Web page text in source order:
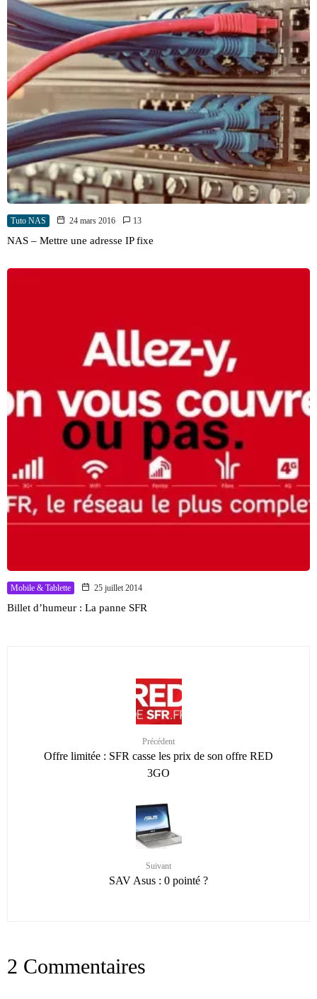
Tuto NAS 24 mars 2016 13
NAS – Mettre une adresse IP fixe
Mobile & Tablette 25 juillet 2014
Billet d’humeur : La panne SFR
Précédent
Offre limitée : SFR casse les prix de son offre RED
3GO
Suivant
SAV Asus : 0 pointé ?
2 Commentaires